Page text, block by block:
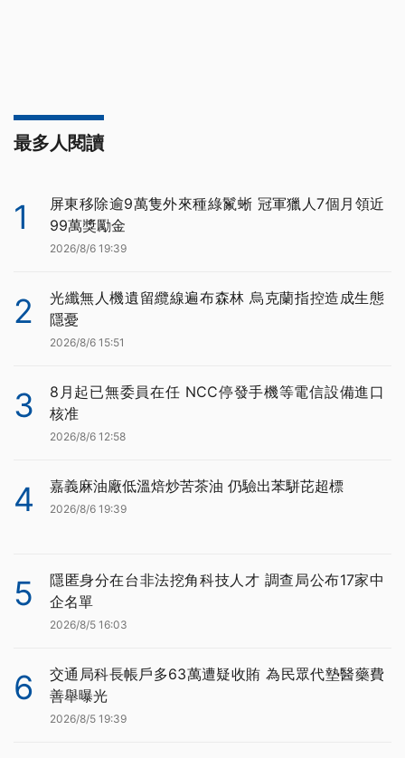
最多人閱讀
1
屏東移除逾9萬隻外來種綠鬣蜥 冠軍獵人7個月領近
99萬獎勵金
2026/8/6 19:39
2
光纖無人機遺留纜線遍布森林 烏克蘭指控造成生態
隱憂
2026/8/6 15:51
3
8月起已無委員在任 NCC停發手機等電信設備進口
核准
2026/8/6 12:58
4 嘉義麻油廠低溫焙炒苦茶油 仍驗出苯駢芘超標
2026/8/6 19:39
5
隱匿身分在台非法挖角科技人才 調查局公布17家中
企名單
2026/8/5 16:03
6
交通局科長帳戶多63萬遭疑收賄 為民眾代墊醫藥費
善舉曝光
2026/8/5 19:39